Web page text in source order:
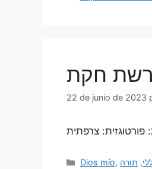
חקת
22 de junio de 2023
Dios mío, , תורה